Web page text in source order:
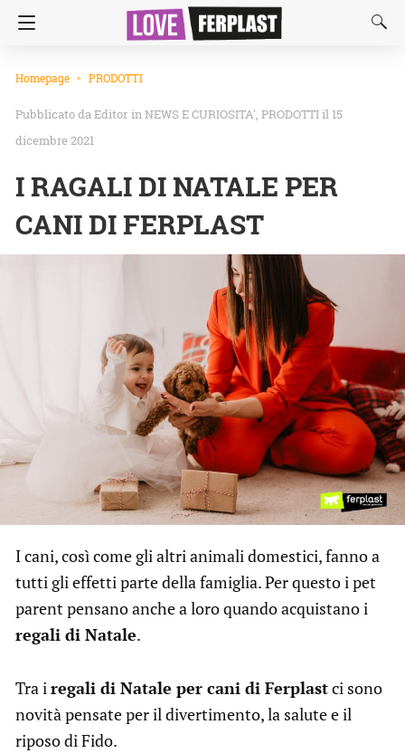
Homepage PRODOTTI
Editor inNEWS E CURIOSITA' PRODOTTIil 15
dicembre 2021
I RAGALI DI NATALE PER
CANI DI FERPLAST
I cani, così come gli altri animali domestici, fanno a
tutti gli effetti parte della famiglia. Per questo i pet
parent pensano anche a loro quando acquistano i
regali di Natale.
Tra iregali di Natale per cani di Ferplastci sono
novità pensate per il divertimento, la salute e il
riposo di Fido.